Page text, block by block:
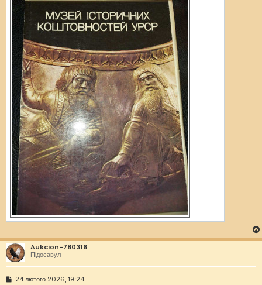
Aukcion-780316
Підосавул
П24 лютого 2026, 19:24